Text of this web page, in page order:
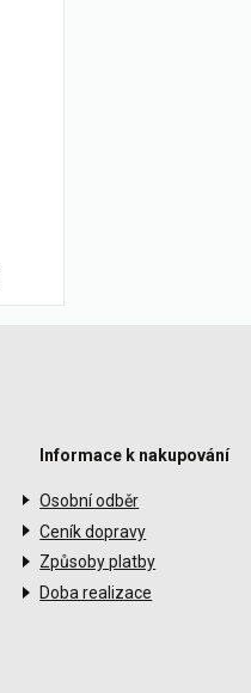
Informace k nakupování
Osobní odběr
Ceník dopravy
Způsoby platby
Doba realizace